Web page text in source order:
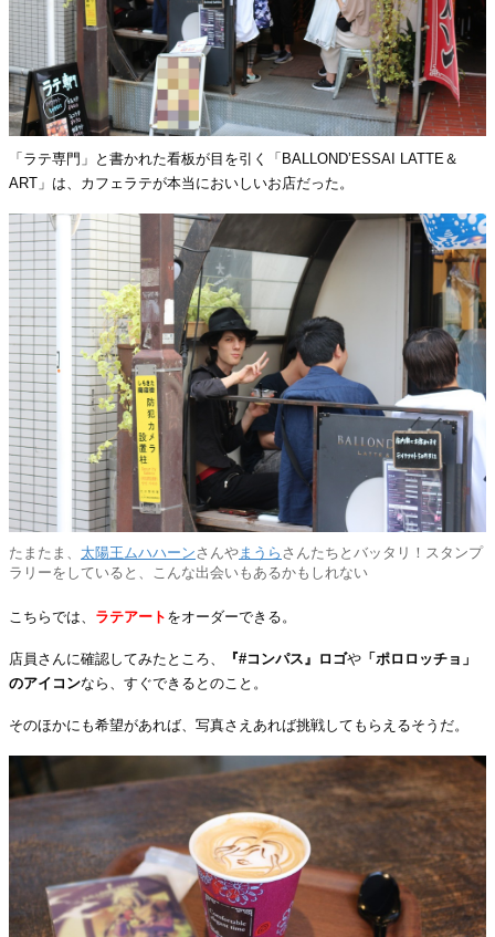
「ラテ専門」と書かれた看板が目を引く「BALLOND’ESSAI LATTE＆
ART」は、カフェラテが本当においしいお店だった。
たまたま、 太陽王ムハハーンさんや まうら さんたちとバッタリ！スタンプ
ラリーをしていると、こんな出会いもあるかもしれない
こちらでは、 ラテアート をオーダーできる。
店員さんに確認してみたところ、 『#コンパス』ロゴや 「ポロロッチョ」
のアイコンなら、すぐできるとのこと。
そのほかにも希望があれば、写真さえあれば挑戦してもらえるそうだ。